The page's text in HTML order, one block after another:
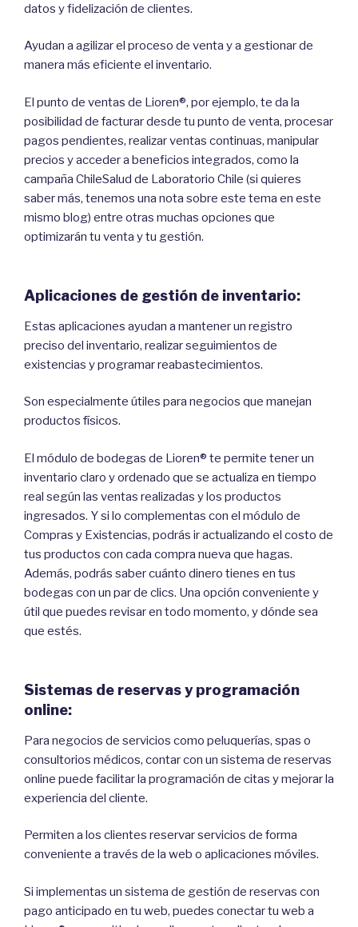
datos y fidelización de clientes.
Ayudan a agilizar el proceso de venta y a gestionar de
manera más eficiente el inventario.
El punto de ventas de Lioren®, por ejemplo, te da la
posibilidad de facturar desde tu punto de venta, procesar
pagos pendientes, realizar ventas continuas, manipular
precios y acceder a beneficios integrados, como la
campaña ChileSalud de Laboratorio Chile (si quieres
saber más, tenemos una nota sobre este tema en este
mismo blog) entre otras muchas opciones que
optimizarán tu venta y tu gestión.
Aplicaciones de gestión de inventario:
Estas aplicaciones ayudan a mantener un registro
preciso del inventario, realizar seguimientos de
existencias y programar reabastecimientos.
Son especialmente útiles para negocios que manejan
productos físicos.
El módulo de bodegas de Lioren® te permite tener un
inventario claro y ordenado que se actualiza en tiempo
real según las ventas realizadas y los productos
ingresados. Y si lo complementas con el módulo de
Compras y Existencias, podrás ir actualizando el costo de
tus productos con cada compra nueva que hagas.
Además, podrás saber cuánto dinero tienes en tus
bodegas con un par de clics. Una opción conveniente y
útil que puedes revisar en todo momento, y dónde sea
que estés.
Sistemas de reservas y programación
online:
Para negocios de servicios como peluquerías, spas o
consultorios médicos, contar con un sistema de reservas
online puede facilitar la programación de citas y mejorar la
experiencia del cliente.
Permiten a los clientes reservar servicios de forma
conveniente a través de la web o aplicaciones móviles.
Si implementas un sistema de gestión de reservas con
pago anticipado en tu web, puedes conectar tu web a